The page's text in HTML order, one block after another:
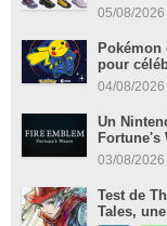
05/08/2026
Pokémon
pour
04/08/2026
Un
Fortune's
03/08/2026
Test de
Tales,